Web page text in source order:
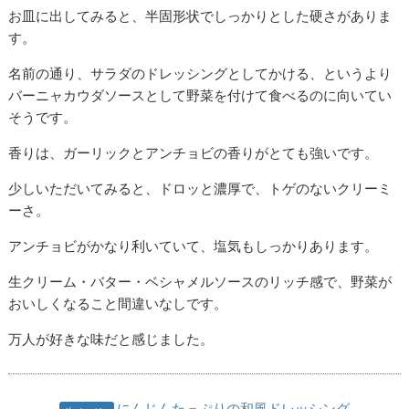
お皿に出してみると、半固形状でしっかりとした硬さがありま
す。
名前の通り、サラダのドレッシングとしてかける、というより
バーニャカウダソースとして野菜を付けて食べるのに向いてい
そうです。
香りは、ガーリックとアンチョビの香りがとても強いです。
少しいただいてみると、ドロッと濃厚で、トゲのないクリーミ
ーさ。
アンチョビがかなり利いていて、塩気もしっかりあります。
生クリーム・バター・ベシャメルソースのリッチ感で、野菜が
おいしくなること間違いなしです。
万人が好きな味だと感じました。